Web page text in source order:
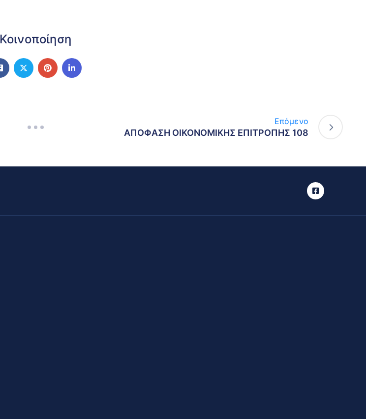
Κοινοποίηση
Επόμενο
ΑΠΟΦΑΣΗ ΟΙΚΟΝΟΜΙΚΗΣ ΕΠΙΤΡΟΠΗΣ 108